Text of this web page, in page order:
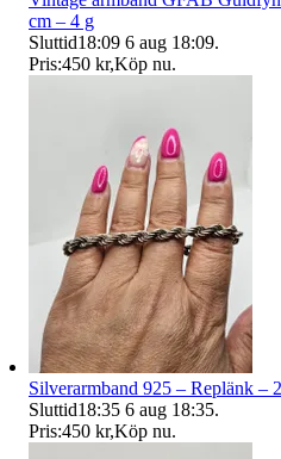
cm – 4 g
Sluttid18:09 6 aug 18:09.
Pris:450 kr,Köp nu.
Silverarmband 925 – Replänk –
Sluttid18:35 6 aug 18:35.
Pris:450 kr,Köp nu.